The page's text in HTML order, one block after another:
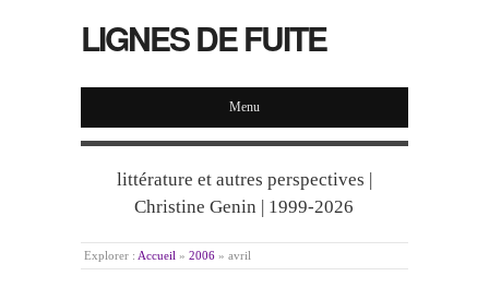
LIGNES DE FUITE
Menu
littérature et autres perspectives |
Christine Genin | 1999-2026
Explorer : Accueil » 2006 » avril